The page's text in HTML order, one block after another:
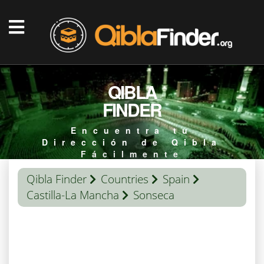
QIBLA
FINDER
Encuentra tu
Dirección de Qibla
Fácilmente
Qibla Finder Countries
Spain
Castilla-La Mancha
Sonseca